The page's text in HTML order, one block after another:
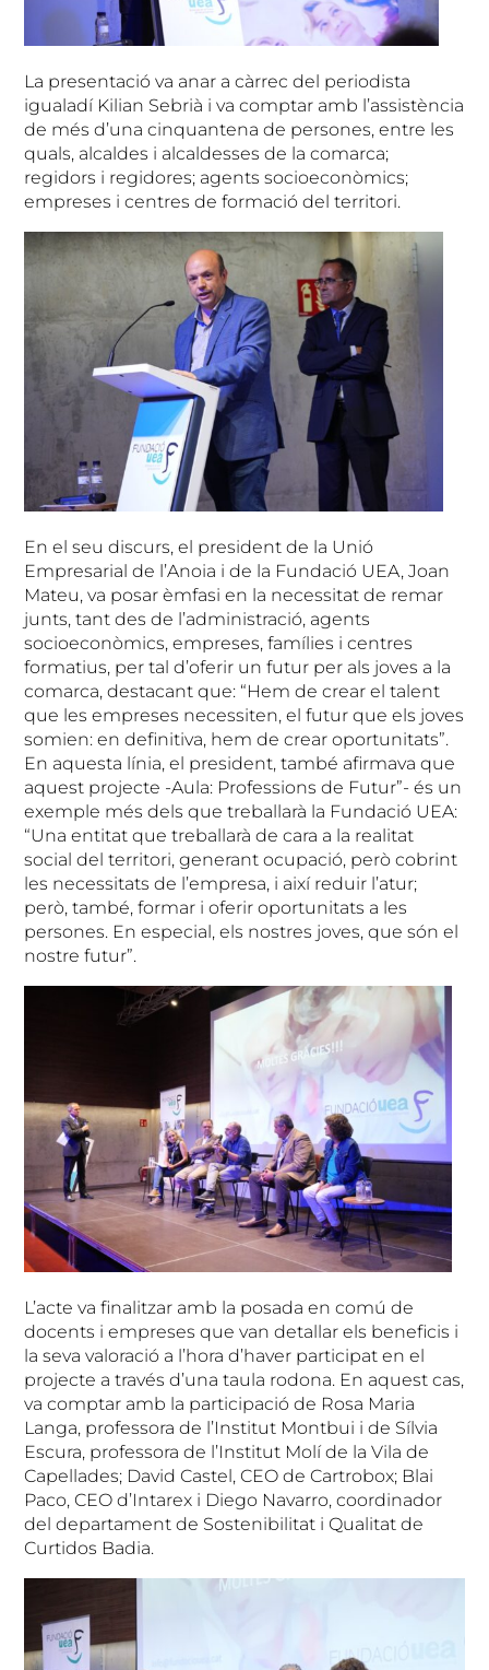
La presentació va anar a càrrec del periodista
igualadí Kilian Sebrià i va comptar amb l’assistència
de més d’una cinquantena de persones, entre les
quals, alcaldes i alcaldesses de la comarca;
regidors i regidores; agents socioeconòmics;
empreses i centres de formació del territori.
En el seu discurs, el president de la Unió
Empresarial de l’Anoia i de la Fundació UEA, Joan
Mateu, va posar èmfasi en la necessitat de remar
junts, tant des de l’administració, agents
socioeconòmics, empreses, famílies i centres
formatius, per tal d’oferir un futur per als joves a la
comarca, destacant que: “Hem de crear el talent
que les empreses necessiten, el futur que els joves
somien: en definitiva, hem de crear oportunitats”.
En aquesta línia, el president, també afirmava que
aquest projecte -Aula: Professions de Futur”- és un
exemple més dels que treballarà la Fundació UEA:
“Una entitat que treballarà de cara a la realitat
social del territori, generant ocupació, però cobrint
les necessitats de l’empresa, i així reduir l’atur;
però, també, formar i oferir oportunitats a les
persones. En especial, els nostres joves, que són el
nostre futur”.
L’acte va finalitzar amb la posada en comú de
docents i empreses que van detallar els beneficis i
la seva valoració a l’hora d’haver participat en el
projecte a través d’una taula rodona. En aquest cas,
va comptar amb la participació de Rosa Maria
Langa, professora de l’Institut Montbui i de Sílvia
Escura, professora de l’Institut Molí de la Vila de
Capellades; David Castel, CEO de Cartrobox; Blai
Paco, CEO d’Intarex i Diego Navarro, coordinador
del departament de Sostenibilitat i Qualitat de
Curtidos Badia.